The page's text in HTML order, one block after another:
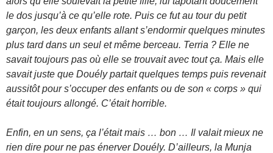
le dos jusqu’à ce qu’elle rote. Puis ce fut au tour du petit
garçon, les deux enfants allant s’endormir quelques minutes
plus tard dans un seul et même berceau. Terria ? Elle ne
savait toujours pas où elle se trouvait avec tout ça. Mais elle
savait juste que Douély partait quelques temps puis revenait
aussitôt pour s’occuper des enfants ou de son « corps » qui
était toujours allongé. C’était horrible.
Enfin, en un sens, ça l’était mais … bon … Il valait mieux ne
rien dire pour ne pas énerver Douély. D’ailleurs, la Munja